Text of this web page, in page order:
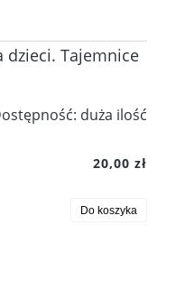
dzieci. Tajemnice
duża ilość
20,00 zł
Do koszyka